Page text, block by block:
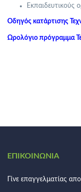
Εκπαιδευτικούς
Οδηγός κατάρτισης
Ωρολόγιο πρόγραμμα
ΕΠΙΚΟΙΝΩΝΊΑ
Γίνε επαγγελματίας